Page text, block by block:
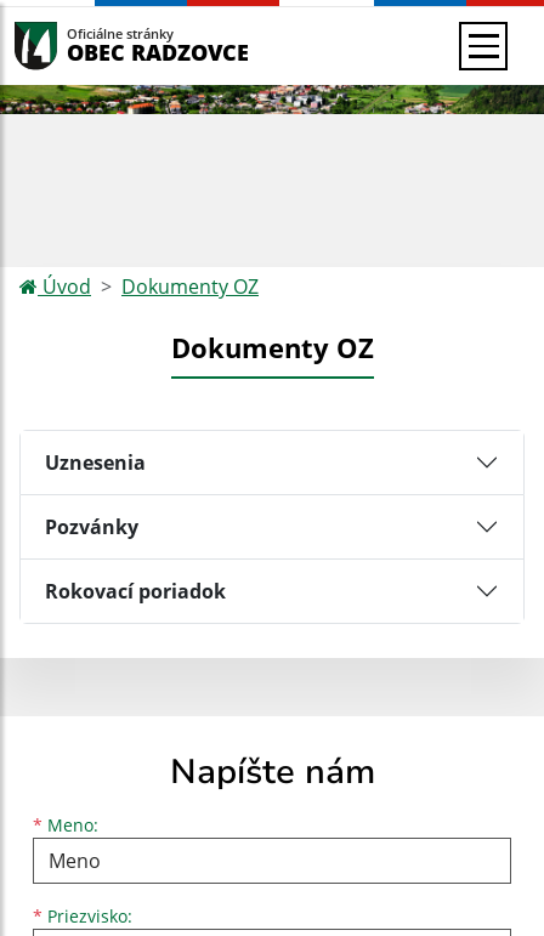
Oficiálne stránky
OBEC RADZOVCE
Úvod Dokumenty OZ
Dokumenty OZ
Uznesenia
Pozvánky
Rokovací poriadok
Napíšte nám
* Meno:
Meno
* Priezvisko:
Priezvisko
E-mailová adresa